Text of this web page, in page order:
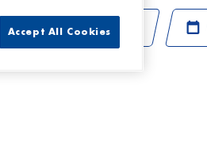
DEMANDER UN DEVIS
Accept All Cookies